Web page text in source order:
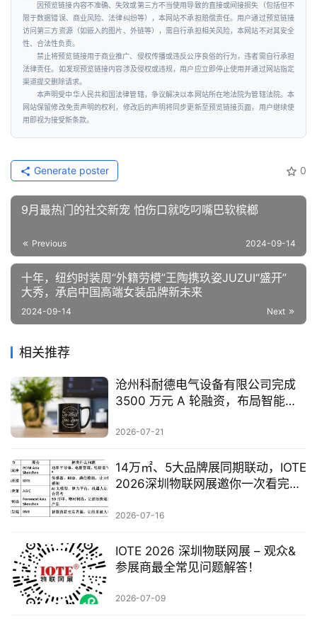
因预览链接内容不准确、失效或第三方不当使用导致的直接或间接损失（包括但不
限于数据错误、商业风险、法律纠纷等），本网站不承担赔偿责任。用户通过预览链接
访问第三方资源（如嵌入的图片、外链等），需自行承担相关风险，本网站不对其安全
性、合法性负责。
禁止将预览链接用于商业推广、侵权传播或违反公序良俗的行为，违者需自行承担
法律责任。如发现预览链接内容涉及侵权或违规，用户应立即停止使用并通过网站指定
渠道提交删除请求。
本声明受中华人民共和国法律管辖，争议解决以本网站所在地法院为管辖法院。本
网站保留修改免责声明的权利，修改后的声明将同步更新至预览链接页面，用户继续使
用即视为接受新条款。
0
Generate poster
9月最热门的社交新宠 怕伤口就吃叼嘴巴软槟榔
Previous 2024-09-14
十年，纽约时装周“外籍劳模”王陶携玖姿JUZUI“盛开”
大秀，承启中国高端女装品牌新未来
Next
2024-09-14
相关推荐
沧州科耐德电气设备有限公司完成
3500 万元 A 轮融资，布局智能配
2026-07-21
14万㎡、5大品牌展同期联动，IOTE
2026深圳物联网展邀你一次看完全
2026-07-16
IOTE 2026 深圳物联网展 – 观众&
参展商最全常见问题解答！
2026-07-09